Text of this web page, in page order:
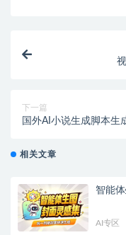
下一篇
国外AI小说生成脚本生
相关文章
智能
AI专区